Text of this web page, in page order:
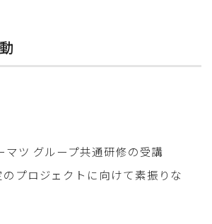
マツ グループ共通研修の受講
のプロジェクトに向けて素振りな